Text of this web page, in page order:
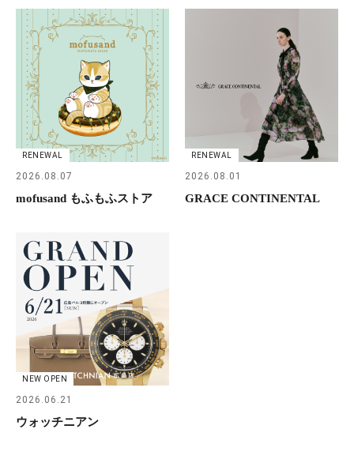
RENEWAL
2026.08.07
mofusand もふもふストア
RENEWAL
2026.08.01
GRACE CONTINENTAL
NEW OPEN
2026.06.21
ウォッチニアン